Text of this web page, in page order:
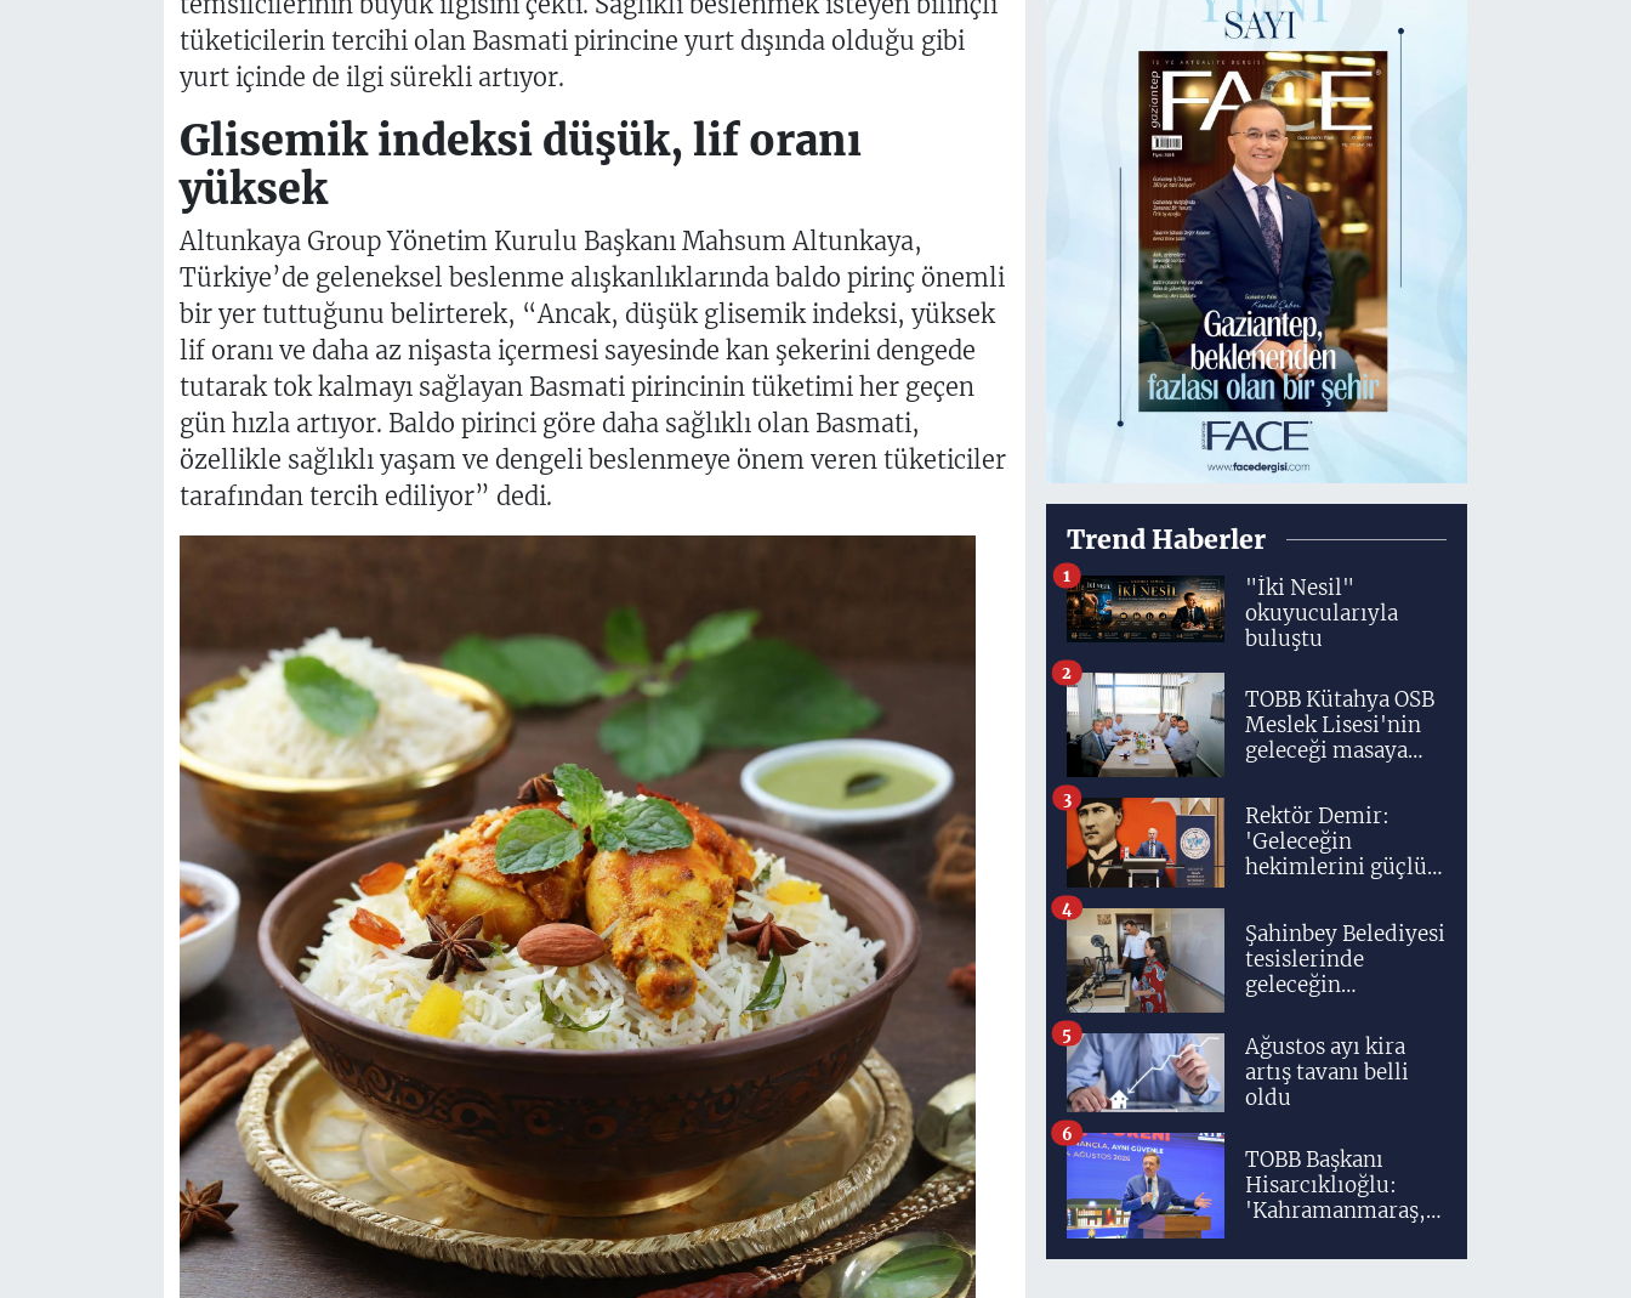
tüketicilerin tercihi olan Basmati pirincine yurt dışında olduğu gibi
yurt içinde de ilgi sürekli artıyor.
Glisemik indeksi düşük, lif oranı
yüksek
Altunkaya Group Yönetim Kurulu Başkanı Mahsum Altunkaya,
Türkiye’de geleneksel beslenme alışkanlıklarında baldo pirinç önemli
bir yer tuttuğunu belirterek, “Ancak, düşük glisemik indeksi, yüksek
lif oranı ve daha az nişasta içermesi sayesinde kan şekerini dengede
tutarak tok kalmayı sağlayan Basmati pirincinin tüketimi her geçen
gün hızla artıyor. Baldo pirinci göre daha sağlıklı olan Basmati,
özellikle sağlıklı yaşam ve dengeli beslenmeye önem veren tüketiciler
tarafından tercih ediliyor” dedi.
Trend Haberler
"İki Nesil"
okuyucularıyla
buluştu
1
TOBB Kütahya OSB
Meslek Lisesi'nin
geleceği masaya
2
Rektör Demir:
'Geleceğin
hekimlerini güçlü
klinik altyapıyla
yetiştiriyoruz'
3
Şahinbey Belediyesi
tesislerinde
geleceğin
teknolojiyle
yetişiyor
4
Ağustos ayı kira
artış tavanı belli
oldu
5
TOBB Başkanı
Hisarcıklıoğlu:
'Kahramanmaraş,
Türkiye
6